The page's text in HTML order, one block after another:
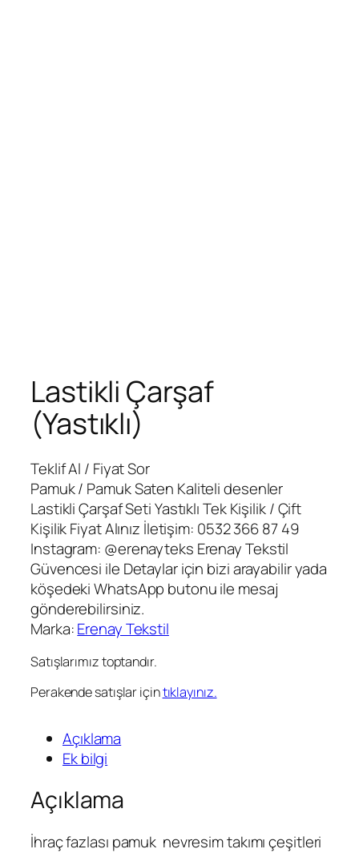
Lastikli Çarşaf
(Yastıklı)
Teklif Al / Fiyat Sor
Pamuk / Pamuk Saten Kaliteli desenler
Lastikli Çarşaf Seti Yastıklı Tek Kişilik / Çift
Kişilik Fiyat Alınız İletişim: 0532 366 87 49
Instagram: @erenayteks Erenay Tekstil
Güvencesi ile Detaylar için bizi arayabilir yada
köşedeki WhatsApp butonu ile mesaj
gönderebilirsiniz.
Marka:Erenay Tekstil
Satışlarımız toptandır.
Perakende satışlar içintıklayınız.
Açıklama
Ek bilgi
Açıklama
İhraç fazlası pamuk nevresim takımı çeşitleri